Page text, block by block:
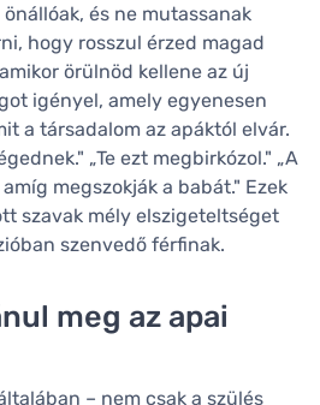
és ne mutassanak
hogy rosszul érzed magad
örülnöd kellene az új
igényel, amely egyenesen
a társadalom az apáktól elvár.
„Te ezt megbirkózol." „A
megszokják a babát." Ezek
szavak mély elszigeteltséget
szenvedő férfinak.
meg az apai
– nem csak a szülés